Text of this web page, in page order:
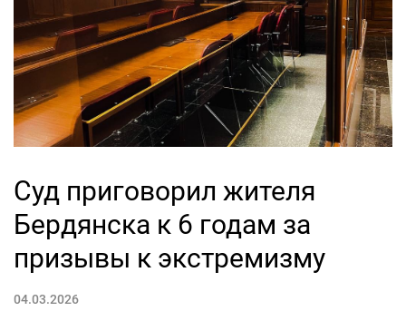
Суд приговорил жителя
Бердянска к 6 годам за
призывы к экстремизму
04.03.2026